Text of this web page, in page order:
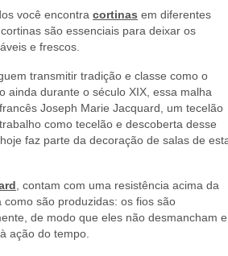
você encontra cortinas em diferentes
são essenciais para deixar os
e frescos.
transmitir tradição e classe como o
ainda durante o século XIX, essa malha
Joseph Marie Jacquard, um tecelão
como tecelão e descoberta desse
faz parte da decoração de salas de
, contam com uma resistência acima da
como são produzidas: os fios são
de modo que eles não desmancham e
ação do tempo.